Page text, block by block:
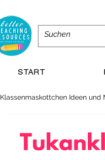
START
Klassenmaskottchen Ideen und